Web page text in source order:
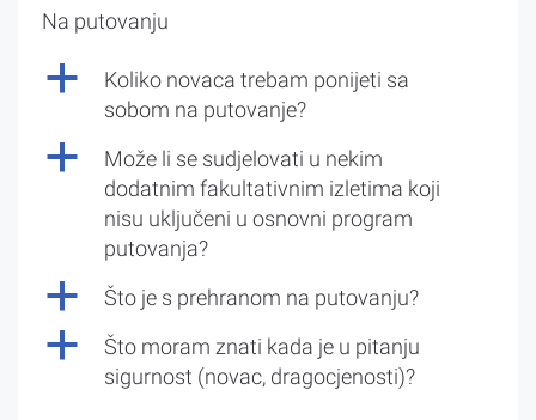
Na putovanju
a
Koliko novaca trebam ponijeti sa
sobom na putovanje?
a
Može li se sudjelovati u nekim
dodatnim fakultativnim izletima koji
nisu uključeni u osnovni program
putovanja?
a Što je s prehranom na putovanju?
a
Što moram znati kada je u pitanju
sigurnost (novac, dragocjenosti)?